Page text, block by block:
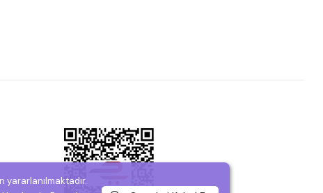
yararlanılmaktadır.